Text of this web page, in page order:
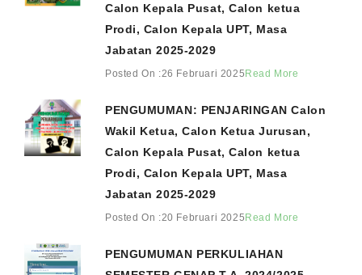
Calon Kepala Pusat, Calon ketua
Prodi, Calon Kepala UPT, Masa
Jabatan 2025-2029
Posted On :26 Februari 2025Read More
PENGUMUMAN: PENJARINGAN Calon
Wakil Ketua, Calon Ketua Jurusan,
Calon Kepala Pusat, Calon ketua
Prodi, Calon Kepala UPT, Masa
Jabatan 2025-2029
Posted On :20 Februari 2025Read More
PENGUMUMAN PERKULIAHAN